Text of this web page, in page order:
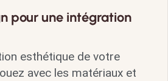
pour une intégration
esthétique de votre
avec les matériaux et